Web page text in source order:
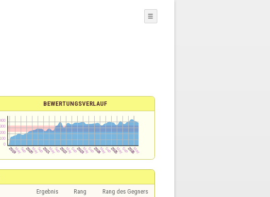
☰
BEWERTUNGSVERLAUF
Ergebnis Rang Rang des Gegners